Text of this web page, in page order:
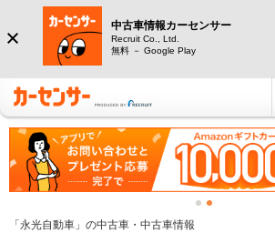
中古車情報カーセンサー
Recruit Co., Ltd.
無料 － Google Play
「永光自動車」の中古車・中古車情報